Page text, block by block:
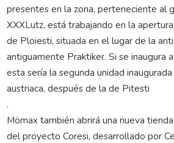
presentes en la zona, perteneciente al
XXXLutz, está trabajando en la
de Ploiesti, situada en el lugar de la
antiguamente Praktiker. Si se inaugura
esta sería la segunda unidad
austriaca, después de la de Pitesti
.
Mömax también abrirá una nueva
del proyecto Coresi, desarrollado por